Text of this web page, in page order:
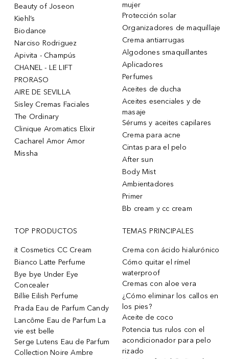
Beauty of Joseon
Kiehl’s
Biodance
Narciso Rodriguez
Apivita - Champús
CHANEL - LE LIFT
PRORASO
AIRE DE SEVILLA
Sisley Cremas Faciales
The Ordinary
Clinique Aromatics Elixir
Cacharel Amor Amor
Missha
mujer
Protección solar
Organizadores de maquillaje
Crema antiarrugas
Algodones smaquillantes
Aplicadores
Perfumes
Aceites de ducha
Aceites esenciales y de
masaje
Sérums y aceites capilares
Crema para acne
Cintas para el pelo
After sun
Body Mist
Ambientadores
Primer
Bb cream y cc cream
TOP PRODUCTOS
it Cosmetics CC Cream
Bianco Latte Perfume
Bye bye Under Eye
Concealer
Billie Eilish Perfume
Prada Eau de Parfum Candy
Lancôme Eau de Parfum La
vie est belle
Serge Lutens Eau de Parfum
Collection Noire Ambre
TEMAS PRINCIPALES
Crema con ácido hialurónico
Cómo quitar el rímel
waterproof
Cremas con aloe vera
¿Cómo eliminar los callos en
los pies?
Aceite de coco
Potencia tus rulos con el
acondicionador para pelo
rizado